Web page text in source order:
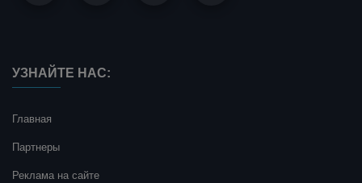
УЗНАЙТЕ НАС:
Главная
Партнеры
Реклама на сайте